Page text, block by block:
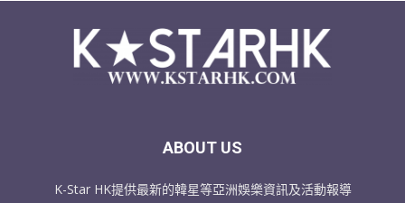
ABOUT US
K-Star HK提供最新的韓星等亞洲娛樂資訊及活動報導